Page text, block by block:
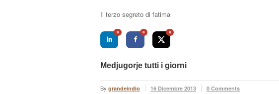
Il terzo segreto di fatima
0 0 0
Medjugorje tutti i giorni
By grandeindio 16 Dicembre 2013 0 Comments